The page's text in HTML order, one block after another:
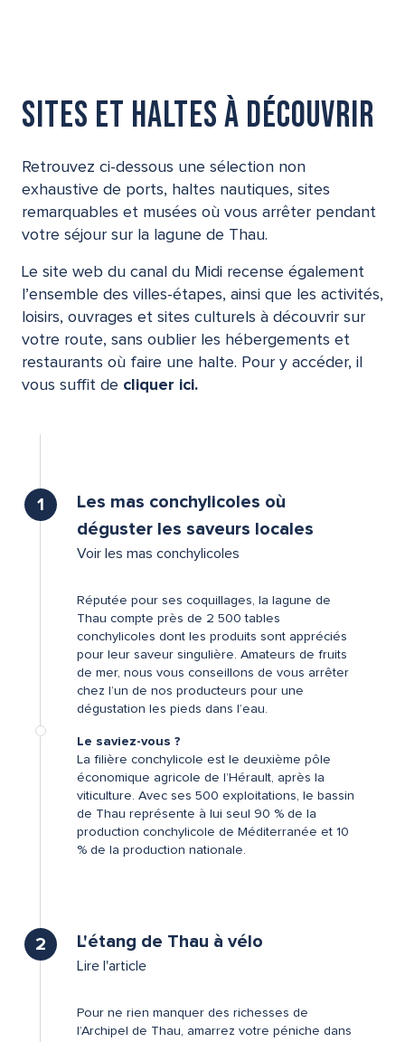
Sites et haltes à découvrir
Retrouvez ci-dessous une sélection non
exhaustive de ports, haltes nautiques, sites
remarquables et musées où vous arrêter pendant
votre séjour sur la lagune de Thau.
Le site web du canal du Midi recense également
l’ensemble des villes-étapes, ainsi que les activités,
loisirs, ouvrages et sites culturels à découvrir sur
votre route, sans oublier les hébergements et
restaurants où faire une halte. Pour y accéder, il
vous suffit de cliquer ici.
1
Les mas conchylicoles où
déguster les saveurs locales
Voir les mas conchylicoles
Réputée pour ses coquillages, la lagune de
Thau compte près de 2 500 tables
conchylicoles dont les produits sont appréciés
pour leur saveur singulière. Amateurs de fruits
de mer, nous vous conseillons de vous arrêter
chez l’un de nos producteurs pour une
dégustation les pieds dans l’eau.
Le saviez-vous ?
La filière conchylicole est le deuxième pôle
économique agricole de l’Hérault, après la
viticulture. Avec ses 500 exploitations, le bassin
de Thau représente à lui seul 90 % de la
production conchylicole de Méditerranée et 10
% de la production nationale.
2 L'étang de Thau à vélo
Lire l'article
Pour ne rien manquer des richesses de
l’Archipel de Thau, amarrez votre péniche dans